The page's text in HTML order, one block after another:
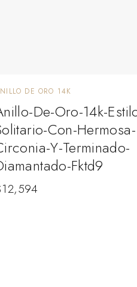
DE ORO 14K
De-Oro-14k-
Con-Hermosa-
Y-Terminado-
Fktd9
12,594